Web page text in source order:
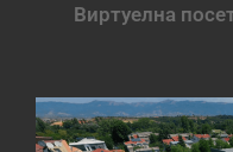
Виртуелна